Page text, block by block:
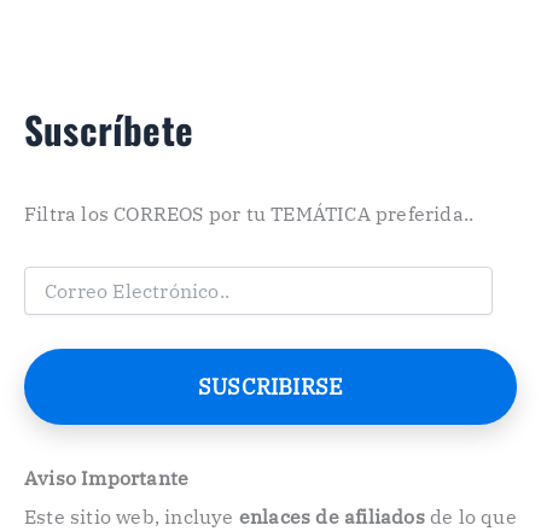
Suscríbete
Filtra los CORREOS por tu TEMÁTICA preferida..
C
e
o
e
t
SUSCRIBIRSE
Aviso Importante
Este sitio web, incluye enlaces de afiliadosde lo que